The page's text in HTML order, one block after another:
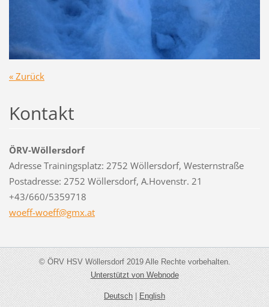
« Zurück
Kontakt
ÖRV-Wöllersdorf
Adresse Trainingsplatz: 2752 Wöllersdorf, Westernstraße
Postadresse: 2752 Wöllersdorf, A.Hovenstr. 21
+43/660/5359718
woeff-woeff@gmx.at
© ÖRV HSV Wöllersdorf 2019 Alle Rechte vorbehalten.
Unterstützt von Webnode
Deutsch|English